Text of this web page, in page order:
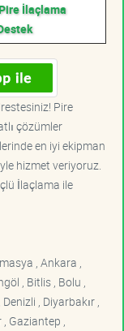
İlaçlama
Pire
çözümler
en iyi ekipman
hizmet veriyoruz.
İlaçlama ile
, Ankara ,
, Bitlis , Bolu ,
, Diyarbakır ,
Gaziantep ,